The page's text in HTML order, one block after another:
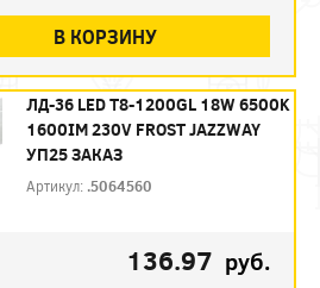
В КОРЗИНУ
ЛД-36 LED Т8-1200GL 18W 6500K
1600IM 230V FROST JAZZWAY
УП25 ЗАКАЗ
Артикул: .5064560
136.97 руб.